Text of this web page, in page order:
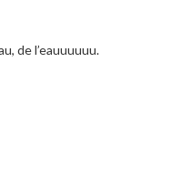
de l’eauuuuuu.